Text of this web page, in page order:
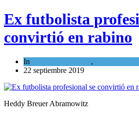
Ex futbolista
convirtió en rabino
In ,
22 septiembre 2019
Heddy Breuer Abramowitz